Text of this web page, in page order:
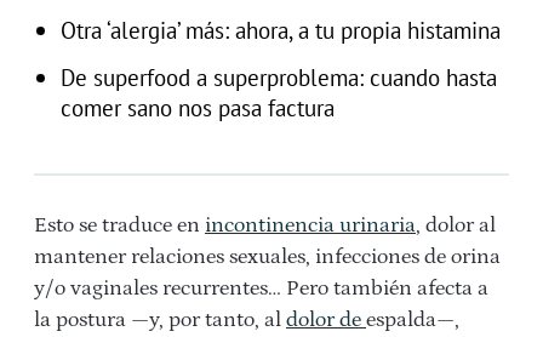
Otra ‘alergia’ más: ahora, a tu propia histamina
De superfood a superproblema: cuando hasta
comer sano nos pasa factura
Esto se traduce en incontinencia urinaria, dolor al
mantener relaciones sexuales, infecciones de orina
y/o vaginales recurrentes… Pero también afecta a
la postura —y, por tanto, al dolor de espalda—,